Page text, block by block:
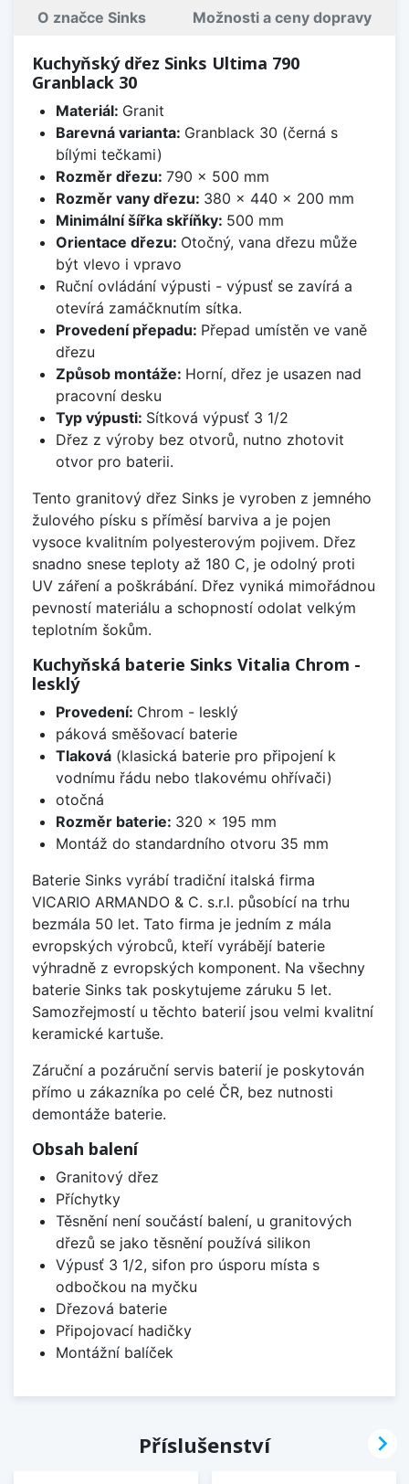
O značce Sinks Možnosti a ceny dopravy
Kuchyňský dřez Sinks Ultima 790
Granblack 30
Materiál: Granit
Barevná varianta: Granblack 30 (černá s
bílými tečkami)
Rozměr dřezu: 790 x 500 mm
Rozměr vany dřezu: 380 x 440 x 200 mm
Minimální šířka skříňky: 500 mm
Orientace dřezu: Otočný, vana dřezu může
být vlevo i vpravo
Ruční ovládání výpusti - výpusť se zavírá a
otevírá zamáčknutím sítka.
Provedení přepadu: Přepad umístěn ve vaně
dřezu
Způsob montáže: Horní, dřez je usazen nad
pracovní desku
Typ výpusti: Sítková výpusť 3 1/2
Dřez z výroby bez otvorů, nutno zhotovit
otvor pro baterii.
Tento granitový dřez Sinks je vyroben z jemného
žulového písku s příměsí barviva a je pojen
vysoce kvalitním polyesterovým pojivem. Dřez
snadno snese teploty až 180 C, je odolný proti
UV záření a poškrábání. Dřez vyniká mimořádnou
pevností materiálu a schopností odolat velkým
teplotním šokům.
Kuchyňská baterie Sinks Vitalia Chrom -
lesklý
Provedení: Chrom - lesklý
páková směšovací baterie
Tlaková(klasická baterie pro připojení k
vodnímu řádu nebo tlakovému ohřívači)
otočná
Rozměr baterie: 320 x 195 mm
Montáž do standardního otvoru 35 mm
Baterie Sinks vyrábí tradiční italská firma
VICARIO ARMANDO & C. s.r.l. působící na trhu
bezmála 50 let. Tato firma je jedním z mála
evropských výrobců, kteří vyrábějí baterie
výhradně z evropských komponent. Na všechny
baterie Sinks tak poskytujeme záruku 5 let.
Samozřejmostí u těchto baterií jsou velmi kvalitní
keramické kartuše.
Záruční a pozáruční servis baterií je poskytován
přímo u zákazníka po celé ČR, bez nutnosti
demontáže baterie.
Obsah balení
Granitový dřez
Příchytky
Těsnění není součástí balení, u granitových
dřezů se jako těsnění používá silikon
Výpusť 3 1/2, sifon pro úsporu místa s
odbočkou na myčku
Dřezová baterie
Připojovací hadičky
Montážní balíček
Příslušenství 